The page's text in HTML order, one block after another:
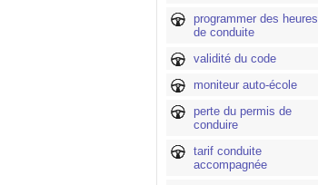
programmer des heures
de conduite
validité du code
moniteur auto-école
perte du permis de
conduire
tarif conduite
accompagnée